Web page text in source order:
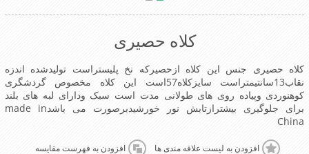
کلاه حصیری
کلاه حصیری جنس این کلاه ازحصیرکه نخ پلیستراست تولیدشده اندزه
نقاب13سانتیمتراست سایزکلاه57است این کلاه مخصوص گردشگری
کوهنوردی وپیاده روی های طولانی مدت است سبک ودارای لبه های بلند
برای جلوگیری بیشترازتابش نور خورشیدبرصورت می باشدmade in
China
افزودن به لیست علاقه مندی ها افزودن به فهرست مقایسه